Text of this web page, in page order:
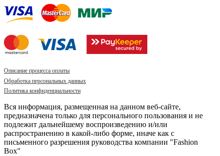
Описание процесса оплаты
Обработка персональных данных
Политика конфиденциальности
Вся информация, размещенная на данном веб-сайте,
предназначена только для персонального пользования и не
подлежит дальнейшему воспроизведению и/или
распространению в какой-либо форме, иначе как с
письменного разрешения руководства компании "Fashion
Box"